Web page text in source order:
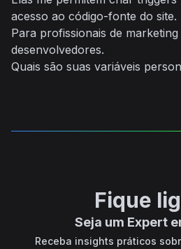
acesso ao código-fonte do site.
Para profissionais de
desenvolvedores.
Quais são suas variáveis
Fique
Seja um Expert
Receba insights práticos